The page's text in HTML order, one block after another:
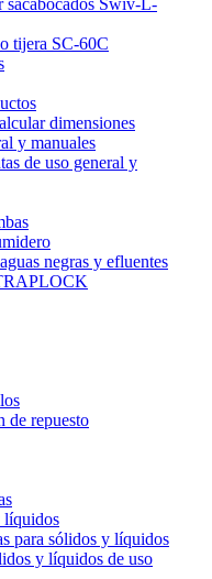
sacabocados Swiv-L-
tijera SC-60C
dimensiones
y manuales
de uso general y
negras y efluentes
de repuesto
líquidos
para sólidos y líquidos
y líquidos de uso